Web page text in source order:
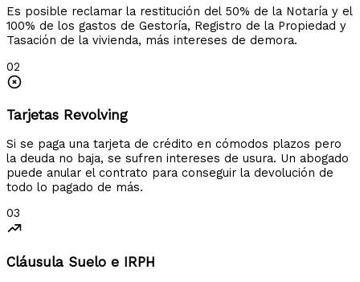
Es posible reclamar la restitución del 50% de la Notaría y el
100% de los gastos de Gestoría, Registro de la Propiedad y
Tasación de la vivienda, más intereses de demora.
02
Tarjetas Revolving
Si se paga una tarjeta de crédito en cómodos plazos pero
la deuda no baja, se sufren intereses de usura. Un abogado
puede anular el contrato para conseguir la devolución de
todo lo pagado de más.
03
Cláusula Suelo e IRPH